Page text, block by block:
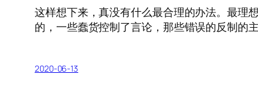
这样想下来，真没有什么最合理的办法。最理
的，一些蠢货控制了言论，那些错误的反制的
2020-06-13